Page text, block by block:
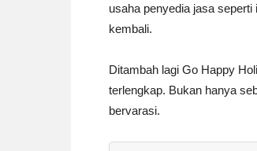
usaha penyedia jasa
kembali.
Ditambah lagi Go Happy
terlengkap. Bukan hanya
bervarasi.